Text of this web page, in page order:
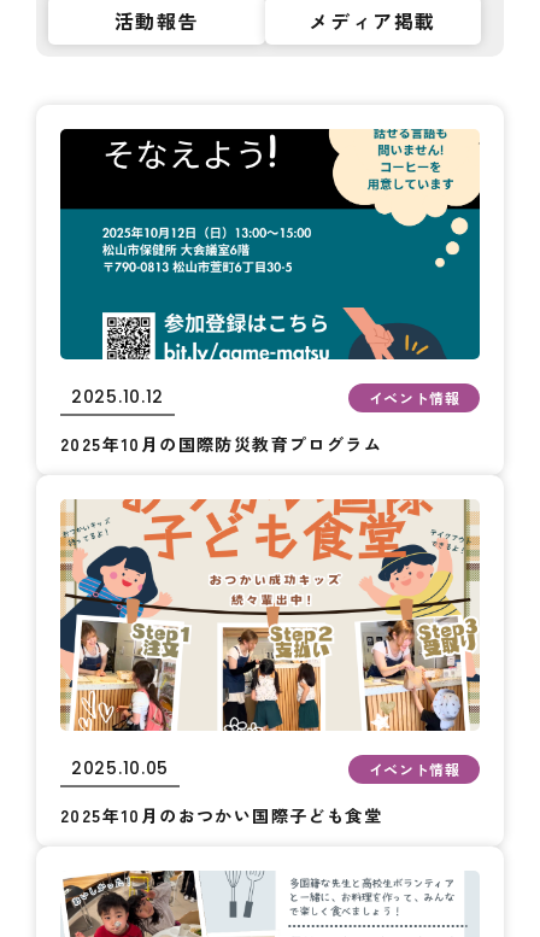
活動報告
メディア掲載
2025.10.12 イベント情報
2025年10月の国際防災教育プログラム
2025.10.05 イベント情報
2025年10月のおつかい国際子ども食堂